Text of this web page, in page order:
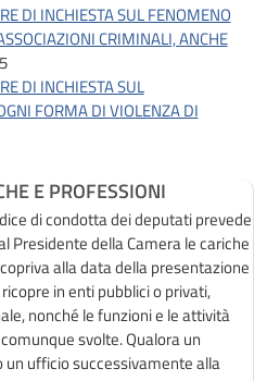
DI INCHIESTA SUL FENOMENO
CRIMINALI, ANCHE
DI INCHIESTA SUL
FORMA DI VIOLENZA DI
E PROFESSIONI
di condotta dei deputati prevede
Presidente della Camera le cariche
alla data della presentazione
in enti pubblici o privati,
nonché le funzioni e le attività
svolte. Qualora un
ufficio successivamente alla